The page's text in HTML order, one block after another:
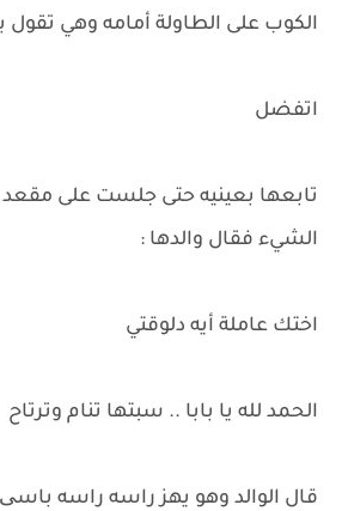
الكوب على الطاولة أمامه وهي
اتفضل
تابعها بعينيه حتى جلست على
الشيء فقال والدها :
اختك عاملة أيه دلوقتي
الحمد لله يا بابا .. سبتها تنام وترتاح
قال الوالد وهو يهز راسه راسه